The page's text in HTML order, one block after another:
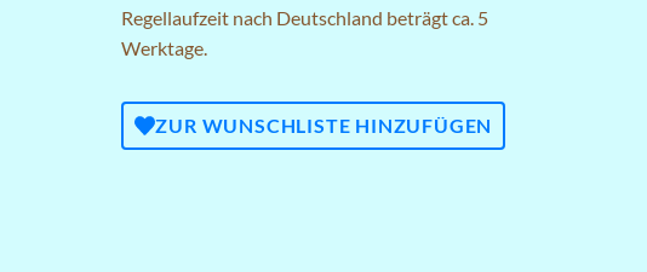
Regellaufzeit nach Deutschland beträgt ca. 5
Werktage.
ZUR WUNSCHLISTE HINZUFÜGEN